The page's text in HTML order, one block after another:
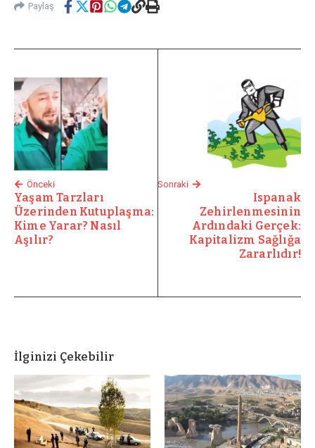
Paylaş
Önceki
Yaşam Tarzları
Üzerinden Kutuplaşma:
Kime Yarar? Nasıl
Aşılır?
Sonraki
Ispanak
Zehirlenmesinin
Ardındaki Gerçek:
Kapitalizm Sağlığa
Zararlıdır!
İlginizi Çekebilir